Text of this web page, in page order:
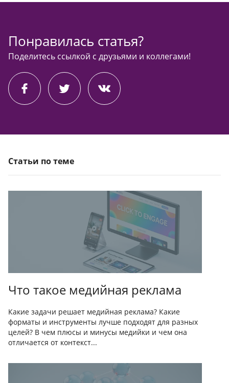
Понравилась статья?
Поделитесь ссылкой с друзьями и коллегами!
Статьи по теме
Что такое медийная реклама
Какие задачи решает медийная реклама? Какие
форматы и инструменты лучше подходят для разных
целей? В чем плюсы и минусы медийки и чем она
отличается от контекст...